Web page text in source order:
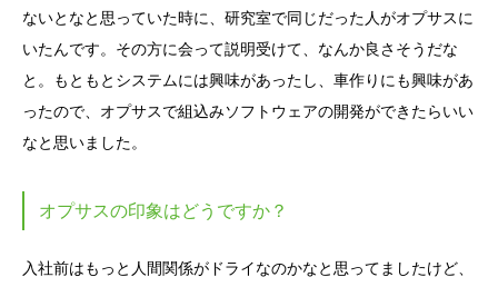
ないとなと思っていた時に、研究室で同じだった人がオプサスに
いたんです。その方に会って説明受けて、なんか良さそうだな
と。もともとシステムには興味があったし、車作りにも興味があ
ったので、オプサスで組込みソフトウェアの開発ができたらいい
なと思いました。
オプサスの印象はどうですか？
入社前はもっと人間関係がドライなのかなと思ってましたけど、